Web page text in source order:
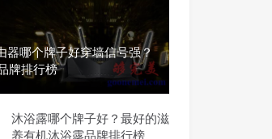
器哪个牌子好穿墙信号强？
牌排行榜
沐浴露哪个牌子好？最好的滋
养有机沐浴露品牌排行榜